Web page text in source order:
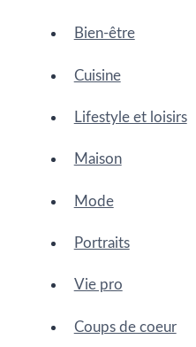
Bien-être
Cuisine
Lifestyle et loisirs
Maison
Mode
Portraits
Vie pro
Coups de coeur